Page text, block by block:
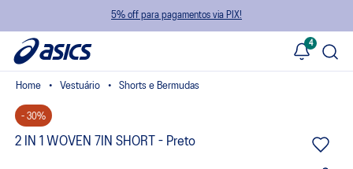
5% off para pagamentos via PIX!
4
Vestuário Shorts e Bermudas
- 30%
2 IN 1 WOVEN 7IN SHORT - Preto